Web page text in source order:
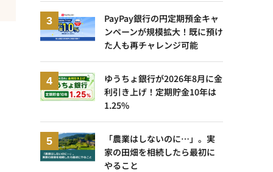
PayPay銀行の円定期預金キャ
ンペーンが規模拡大！既に預け
た人も再チャレンジ可能
ゆうちょ銀行が2026年8月に金
利引き上げ！定期貯金10年は
1.25%
「農業はしないのに…」。実
家の田畑を相続したら最初に
やること